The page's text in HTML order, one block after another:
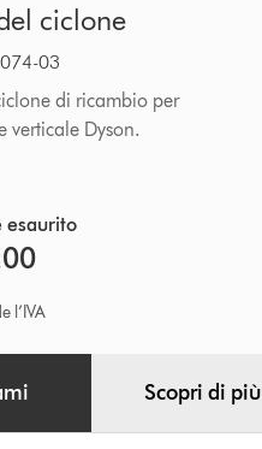
ciclone
03
di ricambio per
verticale Dyson.
esaurito
l’IVA
Scopri di più